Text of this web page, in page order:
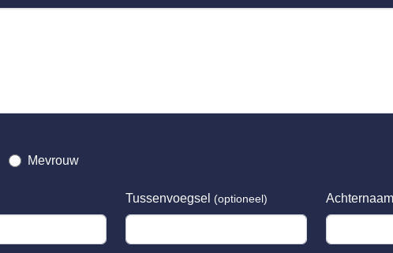
Mevrouw
Tussenvoegsel (optioneel) Achternaam